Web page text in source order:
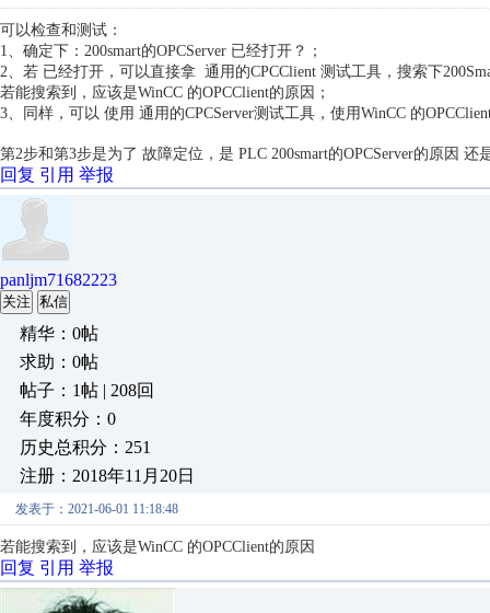
可以检查和测试：
1、确定下：200smart的OPCServer 已经打开？；
2、若 已经打开，可以直接拿 通用的CPCClient 测试工具，搜索下
若能搜索到，应该是WinCC 的OPCClient的原因；
3、同样，可以 使用 通用的CPCServer测试工具，使用WinCC 的
第2步和第3步是为了 故障定位，是 PLC 200smart的OPCServer的原因 还
回复 引用 举报
panljm71682223
关注 私信
精华：0帖
求助：0帖
帖子：1帖 | 208回
年度积分：0
历史总积分：251
注册：2018年11月20日
发表于：2021-06-01 11:18:48
若能搜索到，应该是WinCC 的OPCClient的原因
回复 引用 举报